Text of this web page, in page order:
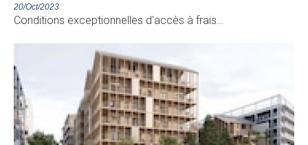
20/Oct/2023
Conditions exceptionnelles d'accès à frais…